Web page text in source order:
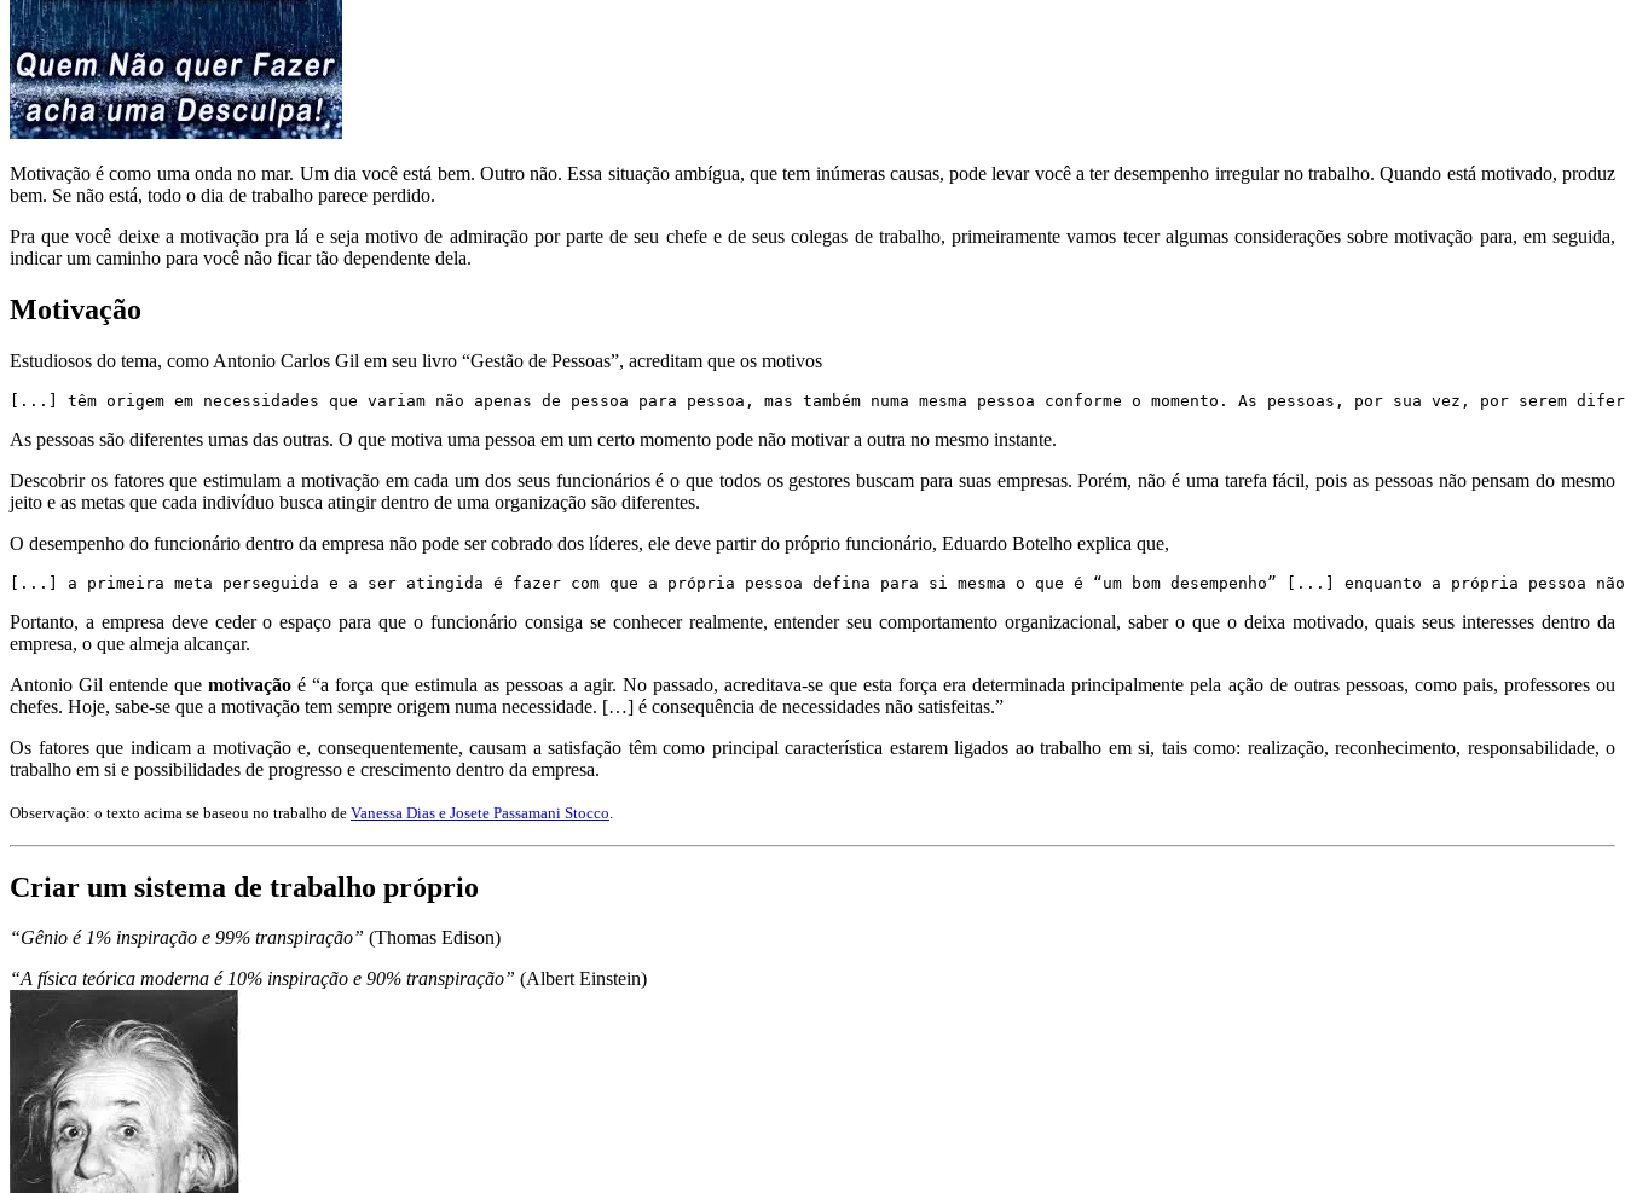
Motivação é como uma onda no mar. Um dia você está bem. Outro não. Essa situação ambígua, que tem inúmeras causas, pode levar você a ter desempenho irregular no trabalho. Quando está motivado, produz
bem. Se não está, todo o dia de trabalho parece perdido.
Pra que você deixe a motivação pra lá e seja motivo de admiração por parte de seu chefe e de seus colegas de trabalho, primeiramente vamos tecer algumas considerações sobre motivação para, em seguida,
indicar um caminho para você não ficar tão dependente dela.
Motivação
Estudiosos do tema, como Antonio Carlos Gil em seu livro “Gestão de Pessoas”, acreditam que os motivos
[...] têm origem em necessidades que variam não apenas de pessoa para pessoa, mas também numa mesma pessoa conforme o momento. As pessoas, por sua vez,
As pessoas são diferentes umas das outras. O que motiva uma pessoa em um certo momento pode não motivar a outra no mesmo instante.
Descobrir os fatores que estimulam a motivação em cada um dos seus funcionários é o que todos os gestores buscam para suas empresas. Porém, não é uma tarefa fácil, pois as pessoas não pensam do mesmo
jeito e as metas que cada indivíduo busca atingir dentro de uma organização são diferentes.
O desempenho do funcionário dentro da empresa não pode ser cobrado dos líderes, ele deve partir do próprio funcionário, Eduardo Botelho explica que,
[...] a primeira meta perseguida e a ser atingida é fazer com que a própria pessoa defina para si mesma o que é “um bom desempenho” [...] enquanto a própria pessoa
Portanto, a empresa deve ceder o espaço para que o funcionário consiga se conhecer realmente, entender seu comportamento organizacional, saber o que o deixa motivado, quais seus interesses dentro da
empresa, o que almeja alcançar.
Antonio Gil entende quemotivação é “a força que estimula as pessoas a agir. No passado, acreditava-se que esta força era determinada principalmente pela ação de outras pessoas, como pais, professores ou
chefes. Hoje, sabe-se que a motivação tem sempre origem numa necessidade. […] é consequência de necessidades não satisfeitas.”
Os fatores que indicam a motivação e, consequentemente, causam a satisfação têm como principal característica estarem ligados ao trabalho em si, tais como: realização, reconhecimento, responsabilidade, o
trabalho em si e possibilidades de progresso e crescimento dentro da empresa.
Observação: o texto acima se baseou no trabalho de Vanessa Dias e Josete Passamani Stocco
Criar um sistema de trabalho próprio
“Gênio é 1% inspiração e 99% transpiração” (Thomas Edison)
“A física teórica moderna é 10% inspiração e 90% transpiração” (Albert Einstein)